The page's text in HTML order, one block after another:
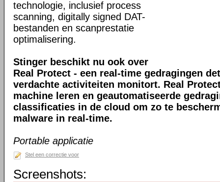
technologie, inclusief process
scanning, digitally signed DAT-
bestanden en scanprestatie
optimalisering.
Stinger beschikt nu ook over
Real Protect - een real-time gedragingen
verdachte activiteiten monitort. Real
machine leren en geautomatiseerde
classificaties in de cloud om zo te
malware in real-time.
Portable applicatie
Stel een correctie voor
Screenshots: